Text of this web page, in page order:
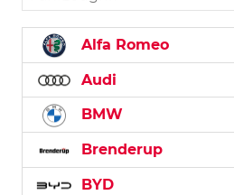
Alfa Romeo
Audi
BMW
Brenderup
BYD